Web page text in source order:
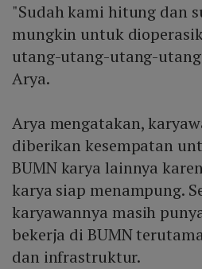
"Sudah kami hitung dan
mungkin untuk
utang-utang-utang-
Arya.
Arya mengatakan,
diberikan kesempatan
BUMN karya lainnya
karya siap menampung.
karyawannya masih
bekerja di BUMN
dan infrastruktur.